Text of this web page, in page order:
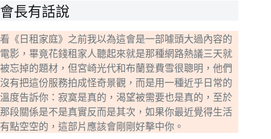
會長有話說
看《日租家庭》之前我以為這會是一部噱頭大過內容的
電影，畢竟花錢租家人聽起來就是那種網路熱議三天就
被忘掉的題材，但宮崎光代和布蘭登費雪很聰明，他們
沒有把這份服務拍成怪奇景觀，而是用一種近乎日常的
溫度告訴你：寂寞是真的，渴望被需要也是真的，至於
那段關係是不是真實反而是其次，如果你最近覺得生活
有點空空的，這部片應該會剛剛好擊中你。